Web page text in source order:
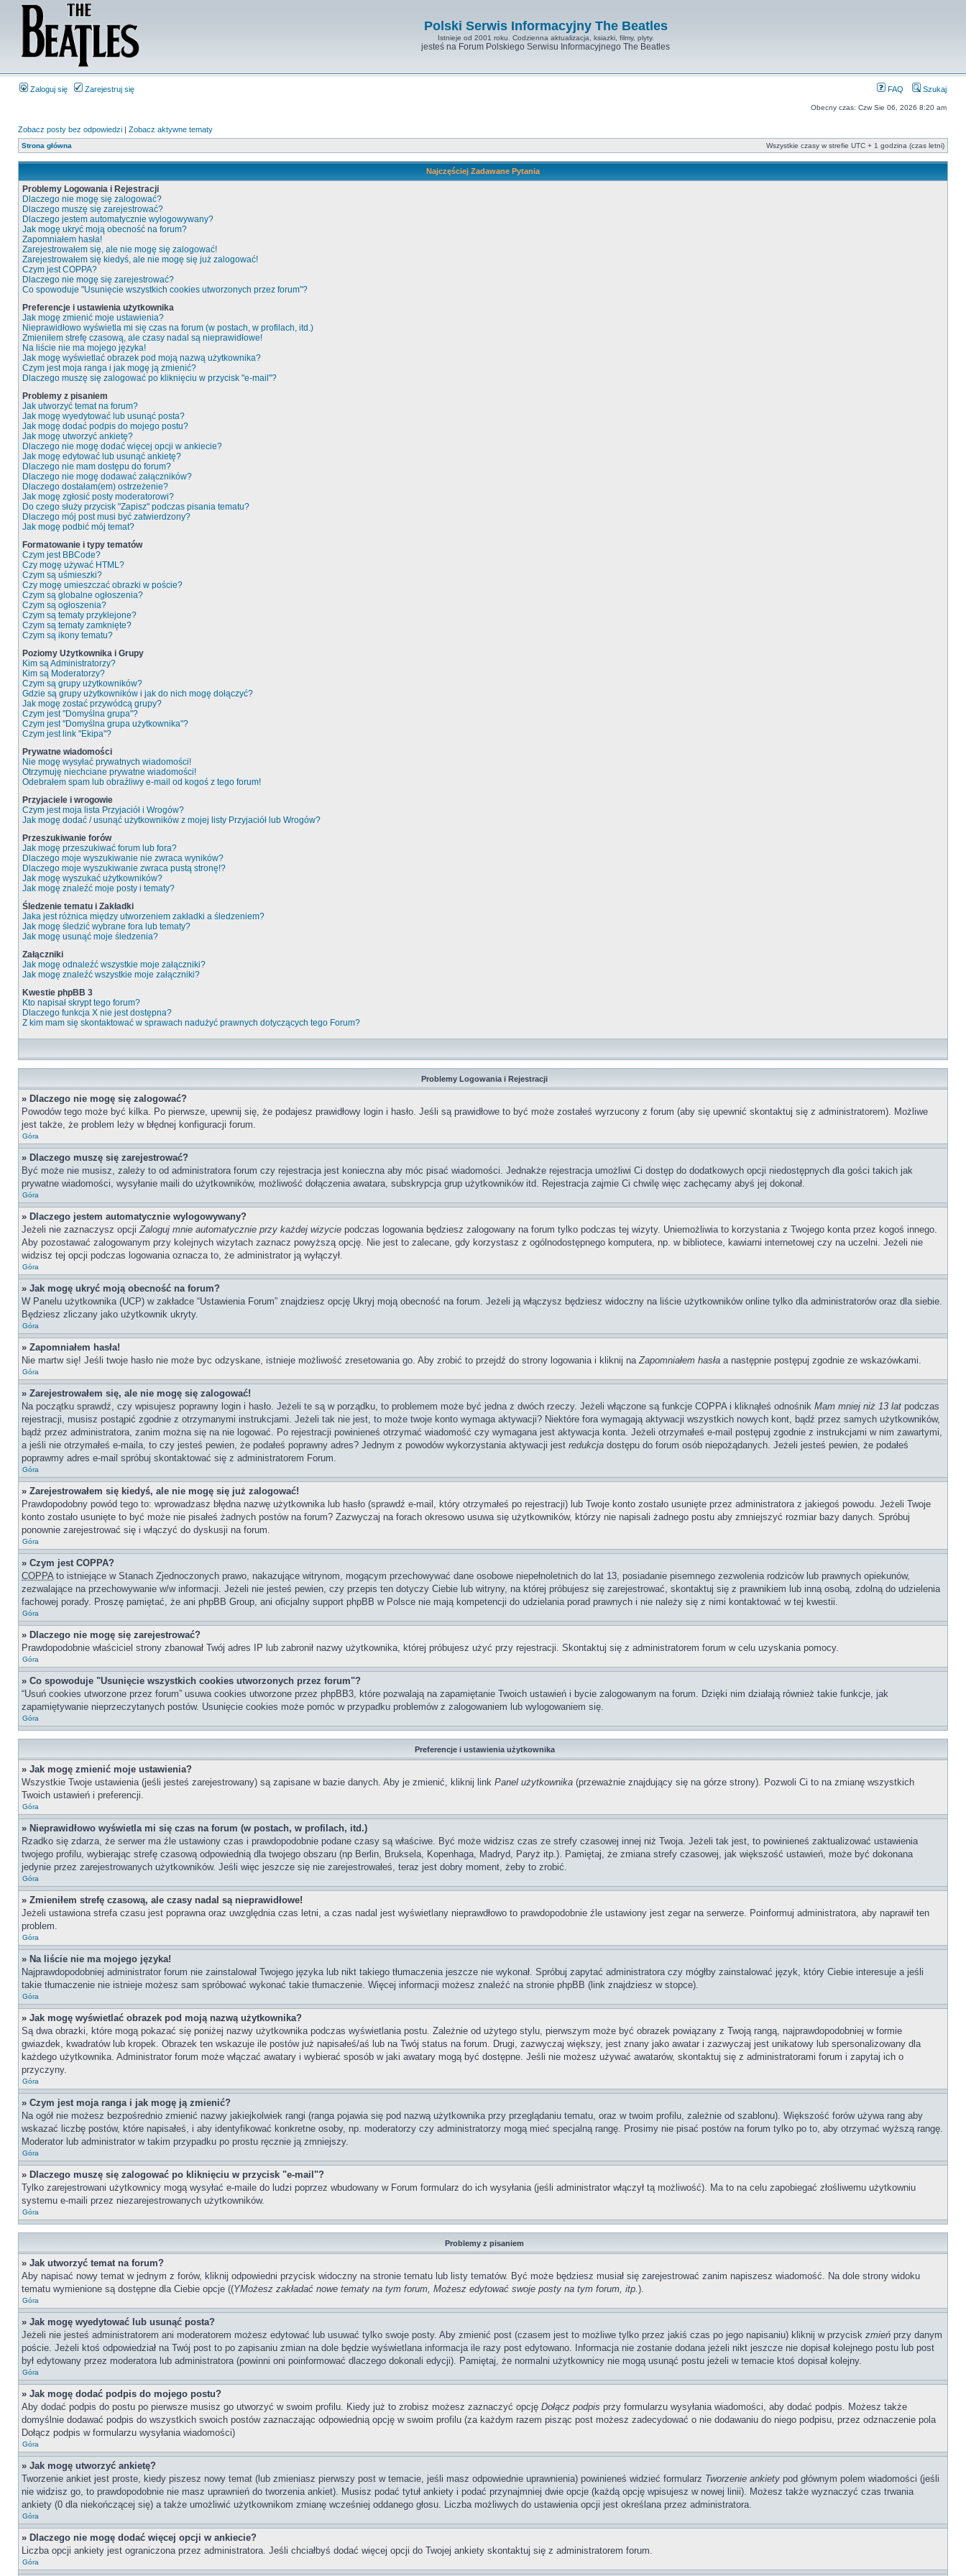
Polski Serwis Informacyjny The Beatles
Istnieje od 2001 roku. Codzienna aktualizacja, ksiazki, filmy, plyty.
jesteś na Forum Polskiego Serwisu Informacyjnego The Beatles
Zaloguj się Zarejestruj się FAQ Szukaj
Obecny czas: Czw Sie 06, 2026 8:20 am
Zobacz posty bez odpowiedzi | Zobacz aktywne tematy
Strona główna Wszystkie czasy w strefie UTC + 1 godzina (czas letni)
Najczęściej Zadawane Pytania
Problemy Logowania i Rejestracji
Dlaczego nie mogę się zalogować?
Dlaczego muszę się zarejestrować?
Dlaczego jestem automatycznie wylogowywany?
Jak mogę ukryć moją obecność na forum?
Zapomniałem hasła!
Zarejestrowałem się, ale nie mogę się zalogować!
Zarejestrowałem się kiedyś, ale nie mogę się już zalogować!
Czym jest COPPA?
Dlaczego nie mogę się zarejestrować?
Co spowoduje "Usunięcie wszystkich cookies utworzonych przez forum"?
Preferencje i ustawienia użytkownika
Jak mogę zmienić moje ustawienia?
Nieprawidłowo wyświetla mi się czas na forum (w postach, w profilach, itd.)
Zmieniłem strefę czasową, ale czasy nadal są nieprawidłowe!
Na liście nie ma mojego języka!
Jak mogę wyświetlać obrazek pod moją nazwą użytkownika?
Czym jest moja ranga i jak mogę ją zmienić?
Dlaczego muszę się zalogować po kliknięciu w przycisk "e-mail"?
Problemy z pisaniem
Jak utworzyć temat na forum?
Jak mogę wyedytować lub usunąć posta?
Jak mogę dodać podpis do mojego postu?
Jak mogę utworzyć ankietę?
Dlaczego nie mogę dodać więcej opcji w ankiecie?
Jak mogę edytować lub usunąć ankietę?
Dlaczego nie mam dostępu do forum?
Dlaczego nie mogę dodawać załączników?
Dlaczego dostałam(em) ostrzeżenie?
Jak mogę zgłosić posty moderatorowi?
Do czego służy przycisk "Zapisz" podczas pisania tematu?
Dlaczego mój post musi być zatwierdzony?
Jak mogę podbić mój temat?
Formatowanie i typy tematów
Czym jest BBCode?
Czy mogę używać HTML?
Czym są uśmieszki?
Czy mogę umieszczać obrazki w poście?
Czym są globalne ogłoszenia?
Czym są ogłoszenia?
Czym są tematy przyklejone?
Czym są tematy zamknięte?
Czym są ikony tematu?
Poziomy Użytkownika i Grupy
Kim są Administratorzy?
Kim są Moderatorzy?
Czym są grupy użytkowników?
Gdzie są grupy użytkowników i jak do nich mogę dołączyć?
Jak mogę zostać przywódcą grupy?
Czym jest "Domyślna grupa"?
Czym jest "Domyślna grupa użytkownika"?
Czym jest link "Ekipa"?
Prywatne wiadomości
Nie mogę wysyłać prywatnych wiadomości!
Otrzymuję niechciane prywatne wiadomości!
Odebrałem spam lub obraźliwy e-mail od kogoś z tego forum!
Przyjaciele i wrogowie
Czym jest moja lista Przyjaciół i Wrogów?
Jak mogę dodać / usunąć użytkowników z mojej listy Przyjaciół lub Wrogów?
Przeszukiwanie forów
Jak mogę przeszukiwać forum lub fora?
Dlaczego moje wyszukiwanie nie zwraca wyników?
Dlaczego moje wyszukiwanie zwraca pustą stronę!?
Jak mogę wyszukać użytkowników?
Jak mogę znaleźć moje posty i tematy?
Śledzenie tematu i Zakładki
Jaka jest różnica między utworzeniem zakładki a śledzeniem?
Jak mogę śledzić wybrane fora lub tematy?
Jak mogę usunąć moje śledzenia?
Załączniki
Jak mogę odnaleźć wszystkie moje załączniki?
Jak mogę znaleźć wszystkie moje załączniki?
Kwestie phpBB 3
Kto napisał skrypt tego forum?
Dlaczego funkcja X nie jest dostępna?
Z kim mam się skontaktować w sprawach nadużyć prawnych dotyczących tego Forum?
Problemy Logowania i Rejestracji
» Dlaczego nie mogę się zalogować?
Powodów tego może być kilka. Po pierwsze, upewnij się, że podajesz prawidłowy login i hasło. Jeśli są prawidłowe to być może zostałeś wyrzucony z forum (aby się upewnić skontaktuj się z administratorem). Możliwe
jest także, że problem leży w błędnej konfiguracji forum.
Góra
» Dlaczego muszę się zarejestrować?
Być może nie musisz, zależy to od administratora forum czy rejestracja jest konieczna aby móc pisać wiadomości. Jednakże rejestracja umożliwi Ci dostęp do dodatkowych opcji niedostępnych dla gości takich jak
prywatne wiadomości, wysyłanie maili do użytkowników, możliwość dołączenia awatara, subskrypcja grup użytkowników itd. Rejestracja zajmie Ci chwilę więc zachęcamy abyś jej dokonał.
Góra
» Dlaczego jestem automatycznie wylogowywany?
Jeżeli nie zaznaczysz opcjiZaloguj mnie automatycznie przy każdej wizycie podczas logowania będziesz zalogowany na forum tylko podczas tej wizyty. Uniemożliwia to korzystania z Twojego konta przez kogoś innego.
Aby pozostawać zalogowanym przy kolejnych wizytach zaznacz powyższą opcję. Nie jest to zalecane, gdy korzystasz z ogólnodostępnego komputera, np. w bibliotece, kawiarni internetowej czy na uczelni. Jeżeli nie
widzisz tej opcji podczas logowania oznacza to, że administrator ją wyłączył.
Góra
» Jak mogę ukryć moją obecność na forum?
W Panelu użytkownika (UCP) w zakładce “Ustawienia Forum” znajdziesz opcję Ukryj moją obecność na forum. Jeżeli ją włączysz będziesz widoczny na liście użytkowników online tylko dla administratorów oraz dla siebie.
Będziesz zliczany jako użytkownik ukryty.
Góra
» Zapomniałem hasła!
Nie martw się! Jeśli twoje hasło nie może byc odzyskane, istnieje możliwość zresetowania go. Aby zrobić to przejdź do strony logowania i kliknij naZapomniałem hasła a następnie postępuj zgodnie ze wskazówkami.
Góra
» Zarejestrowałem się, ale nie mogę się zalogować!
Na początku sprawdź, czy wpisujesz poprawny login i hasło. Jeżeli te są w porządku, to problemem może być jedna z dwóch rzeczy. Jeżeli włączone są funkcje COPPA i kliknąłeś odnośnik Mam mniej niż 13 lat podczas
rejestracji, musisz postąpić zgodnie z otrzymanymi instrukcjami. Jeżeli tak nie jest, to może twoje konto wymaga aktywacji? Niektóre fora wymagają aktywacji wszystkich nowych kont, bądź przez samych użytkowników,
bądź przez administratora, zanim można się na nie logować. Po rejestracji powinieneś otrzymać wiadomość czy wymagana jest aktywacja konta. Jeżeli otrzymałeś e-mail postępuj zgodnie z instrukcjami w nim zawartymi,
a jeśli nie otrzymałeś e-maila, to czy jesteś pewien, że podałeś poprawny adres? Jednym z powodów wykorzystania aktywacji jest redukcja dostępu do forum osób niepożądanych. Jeżeli jesteś pewien, że podałeś
poprawmy adres e-mail spróbuj skontaktować się z administratorem Forum.
Góra
» Zarejestrowałem się kiedyś, ale nie mogę się już zalogować!
Prawdopodobny powód tego to: wprowadzasz błędna nazwę użytkownika lub hasło (sprawdź e-mail, który otrzymałeś po rejestracji) lub Twoje konto zostało usunięte przez administratora z jakiegoś powodu. Jeżeli Twoje
konto zostało usunięte to być może nie pisałeś żadnych postów na forum? Zazwyczaj na forach okresowo usuwa się użytkowników, którzy nie napisali żadnego postu aby zmniejszyć rozmiar bazy danych. Spróbuj
ponownie zarejestrować się i włączyć do dyskusji na forum.
Góra
» Czym jest COPPA?
COPPAto istniejące w Stanach Zjednoczonych prawo, nakazujące witrynom, mogącym przechowywać dane osobowe niepełnoletnich do lat 13, posiadanie pisemnego zezwolenia rodziców lub prawnych opiekunów,
zezwalające na przechowywanie w/w informacji. Jeżeli nie jesteś pewien, czy przepis ten dotyczy Ciebie lub witryny, na której próbujesz się zarejestrować, skontaktuj się z prawnikiem lub inną osobą, zdolną do udzielenia
fachowej porady. Proszę pamiętać, że ani phpBB Group, ani oficjalny support phpBB w Polsce nie mają kompetencji do udzielania porad prawnych i nie należy się z nimi kontaktować w tej kwestii.
Góra
» Dlaczego nie mogę się zarejestrować?
Prawdopodobnie właściciel strony zbanował Twój adres IP lub zabronił nazwy użytkownika, której próbujesz użyć przy rejestracji. Skontaktuj się z administratorem forum w celu uzyskania pomocy.
Góra
» Co spowoduje "Usunięcie wszystkich cookies utworzonych przez forum"?
“Usuń cookies utworzone przez forum” usuwa cookies utworzone przez phpBB3, które pozwalają na zapamiętanie Twoich ustawień i bycie zalogowanym na forum. Dzięki nim działają również takie funkcje, jak
zapamiętywanie nieprzeczytanych postów. Usunięcie cookies może pomóc w przypadku problemów z zalogowaniem lub wylogowaniem się.
Góra
Preferencje i ustawienia użytkownika
» Jak mogę zmienić moje ustawienia?
Wszystkie Twoje ustawienia (jeśli jesteś zarejestrowany) są zapisane w bazie danych. Aby je zmienić, kliknij link Panel użytkownika (przeważnie znajdujący się na górze strony). Pozwoli Ci to na zmianę wszystkich
Twoich ustawień i preferencji.
Góra
» Nieprawidłowo wyświetla mi się czas na forum (w postach, w profilach, itd.)
Rzadko się zdarza, że serwer ma źle ustawiony czas i prawdopodobnie podane czasy są właściwe. Być może widzisz czas ze strefy czasowej innej niż Twoja. Jeżeli tak jest, to powinieneś zaktualizować ustawienia
twojego profilu, wybierając strefę czasową odpowiednią dla twojego obszaru (np Berlin, Bruksela, Kopenhaga, Madryd, Paryż itp.). Pamiętaj, że zmiana strefy czasowej, jak większość ustawień, może być dokonana
jedynie przez zarejestrowanych użytkowników. Jeśli więc jeszcze się nie zarejestrowałeś, teraz jest dobry moment, żeby to zrobić.
Góra
» Zmieniłem strefę czasową, ale czasy nadal są nieprawidłowe!
Jeżeli ustawiona strefa czasu jest poprawna oraz uwzględnia czas letni, a czas nadal jest wyświetlany nieprawdłowo to prawdopodobnie źle ustawiony jest zegar na serwerze. Poinformuj administratora, aby naprawił ten
problem.
Góra
» Na liście nie ma mojego języka!
Najprawdopodobniej administrator forum nie zainstalował Twojego języka lub nikt takiego tłumaczenia jeszcze nie wykonał. Spróbuj zapytać administratora czy mógłby zainstalować język, który Ciebie interesuje a jeśli
takie tłumaczenie nie istnieje możesz sam spróbować wykonać takie tłumaczenie. Więcej informacji możesz znaleźć na stronie phpBB (link znajdziesz w stopce).
Góra
» Jak mogę wyświetlać obrazek pod moją nazwą użytkownika?
Są dwa obrazki, które mogą pokazać się poniżej nazwy użytkownika podczas wyświetlania postu. Zależnie od użytego stylu, pierwszym może być obrazek powiązany z Twoją rangą, najprawdopodobniej w formie
gwiazdek, kwadratów lub kropek. Obrazek ten wskazuje ile postów już napisałeś/aś lub na Twój status na forum. Drugi, zazwyczaj większy, jest znany jako awatar i zazwyczaj jest unikatowy lub spersonalizowany dla
każdego użytkownika. Administrator forum może włączać awatary i wybierać sposób w jaki awatary mogą być dostępne. Jeśli nie możesz używać awatarów, skontaktuj się z administratorami forum i zapytaj ich o
przyczyny.
Góra
» Czym jest moja ranga i jak mogę ją zmienić?
Na ogół nie możesz bezpośrednio zmienić nazwy jakiejkolwiek rangi (ranga pojawia się pod nazwą użytkownika przy przeglądaniu tematu, oraz w twoim profilu, zależnie od szablonu). Większość forów używa rang aby
wskazać liczbę postów, które napisałeś, i aby identyfikować konkretne osoby, np. moderatorzy czy administratorzy mogą mieć specjalną rangę. Prosimy nie pisać postów na forum tylko po to, aby otrzymać wyższą rangę.
Moderator lub administrator w takim przypadku po prostu ręcznie ją zmniejszy.
Góra
» Dlaczego muszę się zalogować po kliknięciu w przycisk "e-mail"?
Tylko zarejestrowani użytkownicy mogą wysyłać e-maile do ludzi poprzez wbudowany w Forum formularz do ich wysyłania (jeśli administrator włączył tą możliwość). Ma to na celu zapobiegać złośliwemu użytkowniu
systemu e-maili przez niezarejestrowanych użytkowników.
Góra
Problemy z pisaniem
» Jak utworzyć temat na forum?
Aby napisać nowy temat w jednym z forów, kliknij odpowiedni przycisk widoczny na stronie tematu lub listy tematów. Być może będziesz musiał się zarejestrować zanim napiszesz wiadomość. Na dole strony widoku
tematu wymienione są dostępne dla Ciebie opcje ((YMożesz zakładać nowe tematy na tym forum, Możesz edytować swoje posty na tym forum, itp.).
Góra
» Jak mogę wyedytować lub usunąć posta?
Jeżeli nie jesteś administratorem ani moderatorem możesz edytować lub usuwać tylko swoje posty. Aby zmienić post (czasem jest to możliwe tylko przez jakiś czas po jego napisaniu) kliknij w przycisk zmień przy danym
poście. Jeżeli ktoś odpowiedział na Twój post to po zapisaniu zmian na dole będzie wyświetlana informacja ile razy post edytowano. Informacja nie zostanie dodana jeżeli nikt jeszcze nie dopisał kolejnego postu lub post
był edytowany przez moderatora lub administratora (powinni oni poinformować dlaczego dokonali edycji). Pamiętaj, że normalni użytkownicy nie mogą usunąć postu jeżeli w temacie ktoś dopisał kolejny.
Góra
» Jak mogę dodać podpis do mojego postu?
Aby dodać podpis do postu po pierwsze musisz go utworzyć w swoim profilu. Kiedy już to zrobisz możesz zaznaczyć opcję Dołącz podpis przy formularzu wysyłania wiadomości, aby dodać podpis. Możesz także
domyślnie dodawać podpis do wszystkich swoich postów zaznaczając odpowiednią opcję w swoim profilu (za każdym razem pisząc post możesz zadecydować o nie dodawaniu do niego podpisu, przez odznaczenie pola
Dołącz podpis w formularzu wysyłania wiadomości)
Góra
» Jak mogę utworzyć ankietę?
Tworzenie ankiet jest proste, kiedy piszesz nowy temat (lub zmieniasz pierwszy post w temacie, jeśli masz odpowiednie uprawnienia) powinieneś widzieć formularz Tworzenie ankiety pod głównym polem wiadomości (jeśli
nie widzisz go, to prawdopodobnie nie masz uprawnień do tworzenia ankiet). Musisz podać tytuł ankiety i podać przynajmniej dwie opcje (każdą opcję wpisujesz w nowej linii). Możesz także wyznaczyć czas trwania
ankiety (0 dla niekończącej się) a także umożliwić użytkownikom zmianę wcześniej oddanego głosu. Liczba możliwych do ustawienia opcji jest określana przez administratora.
Góra
» Dlaczego nie mogę dodać więcej opcji w ankiecie?
Liczba opcji ankiety jest ograniczona przez administratora. Jeśli chciałbyś dodać więcej opcji do Twojej ankiety skontaktuj się z administratorem forum.
Góra